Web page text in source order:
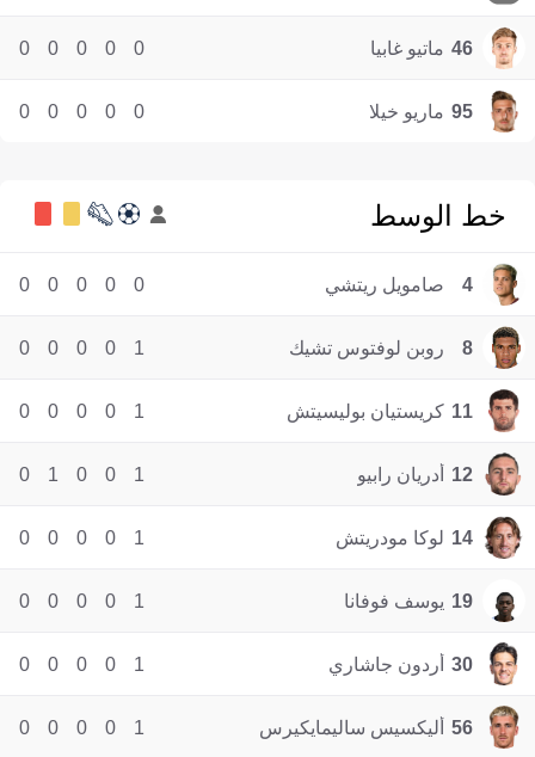
46 ماتيو غابيا 0
0
0
0
0
95 ماريو خيلا 0
0
0
0
0
خط الوسط
4 صامويل ريتشي 0
0
0
0
0
8 روبن لوفتوس تشيك 1
0
0
0
0
11 كريستيان بوليسيتش 1
0
0
0
0
12 أدريان رابيو 1
0
0
1
0
14 لوكا مودريتش 1
0
0
0
0
19 يوسف فوفانا 1
0
0
0
0
30 أردون جاشاري 1
0
0
0
0
56 أليكسيس ساليمايكيرس 1
0
0
0
0